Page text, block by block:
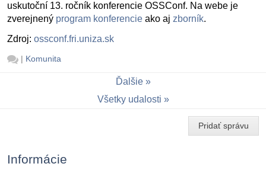
uskutoční 13. ročník konferencie OSSConf. Na webe je
zverejnený program konferencie ako aj zborník.
Zdroj: ossconf.fri.uniza.sk
| Komunita
Ďalšie
Všetky udalosti
Pridať správu
Informácie